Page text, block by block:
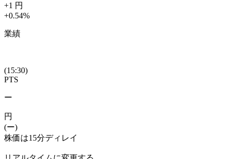
+1 円
+0.54%
業績
(15:30)
PTS
ー
円
(ー)
株価は15分ディレイ